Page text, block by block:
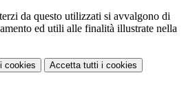
da questo utilizzati si avvalgono di
ed utili alle finalità illustrate nella
i cookies Accetta tutti i cookies